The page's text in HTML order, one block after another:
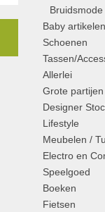
Bruidsmode
Baby artikelen
Schoenen
Tassen/
Allerlei
Grote partijen
Designer
Lifestyle
Meubelen /
Electro en
Speelgoed
Boeken
Fietsen